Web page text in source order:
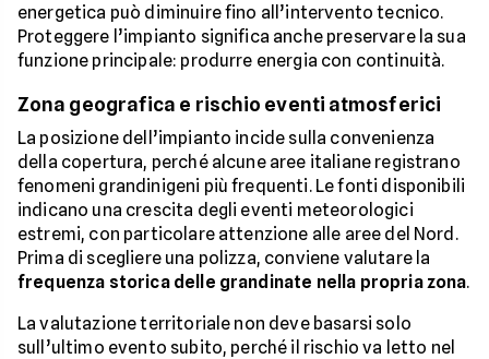
energetica può diminuire fino all’intervento tecnico.
Proteggere l’impianto significa anche preservare la sua
funzione principale: produrre energia con continuità.
Zona geografica e rischio eventi atmosferici
La posizione dell’impianto incide sulla convenienza
della copertura, perché alcune aree italiane registrano
fenomeni grandinigeni più frequenti. Le fonti disponibili
indicano una crescita degli eventi meteorologici
estremi, con particolare attenzione alle aree del Nord.
Prima di scegliere una polizza, conviene valutare la
frequenza storica delle grandinate nella propria zona.
La valutazione territoriale non deve basarsi solo
sull’ultimo evento subito, perché il rischio va letto nel